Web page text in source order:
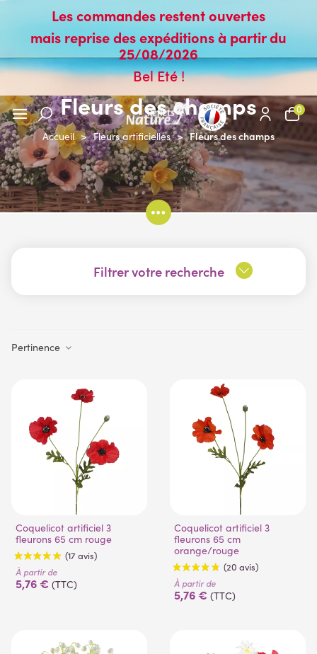
Les commandes restent ouvertes
mais reprise des expéditions à partir du
25/08/2026
Bel Eté !
0
Fleurs des champs
Accueil > Fleurs artificielles > Fleurs des champs
Filtrer votre recherche
Pertinence
Coquelicot artificiel 3
fleurons 65 cm rouge
À partir de
5,76 € (TTC)
Coquelicot artificiel 3
fleurons 65 cm
orange/rouge
À partir de
5,76 € (TTC)